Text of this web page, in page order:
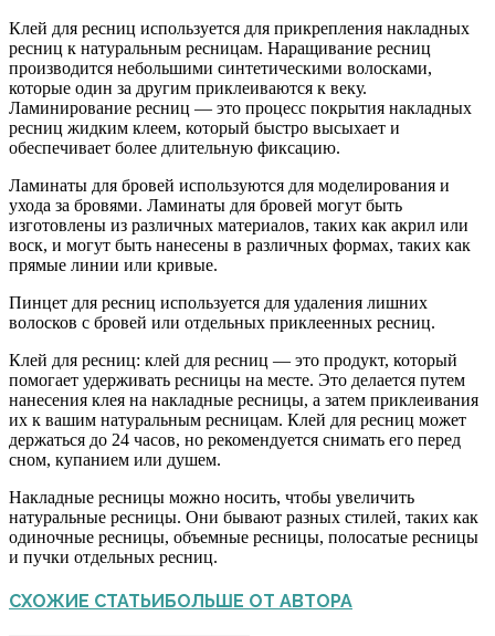
Клей для ресниц используется для прикрепления накладных
ресниц к натуральным ресницам. Наращивание ресниц
производится небольшими синтетическими волосками,
которые один за другим приклеиваются к веку.
Ламинирование ресниц — это процесс покрытия накладных
ресниц жидким клеем, который быстро высыхает и
обеспечивает более длительную фиксацию.
Ламинаты для бровей используются для моделирования и
ухода за бровями. Ламинаты для бровей могут быть
изготовлены из различных материалов, таких как акрил или
воск, и могут быть нанесены в различных формах, таких как
прямые линии или кривые.
Пинцет для ресниц используется для удаления лишних
волосков с бровей или отдельных приклеенных ресниц.
Клей для ресниц: клей для ресниц — это продукт, который
помогает удерживать ресницы на месте. Это делается путем
нанесения клея на накладные ресницы, а затем приклеивания
их к вашим натуральным ресницам. Клей для ресниц может
держаться до 24 часов, но рекомендуется снимать его перед
сном, купанием или душем.
Накладные ресницы можно носить, чтобы увеличить
натуральные ресницы. Они бывают разных стилей, таких как
одиночные ресницы, объемные ресницы, полосатые ресницы
и пучки отдельных ресниц.
СХОЖИЕ СТАТЬИБОЛЬШЕ ОТ АВТОРА